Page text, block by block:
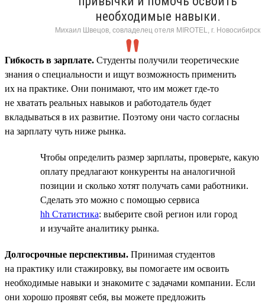
необходимые навыки.
Михаил Швецов, совладелец отеля MIROTEL, г. Новосибирск
Гибкость в зарплате. Студенты получили теоретические
знания о специальности и ищут возможность применить
их на практике. Они понимают, что им может где-то
не хватать реальных навыков и работодатель будет
вкладываться в их развитие. Поэтому они часто согласны
на зарплату чуть ниже рынка.
Чтобы определить размер зарплаты, проверьте, какую
оплату предлагают конкуренты на аналогичной
позиции и сколько хотят получать сами работники.
Сделать это можно с помощью сервиса
hh Статистика: выберите свой регион или город
и изучайте аналитику рынка.
Долгосрочные перспективы. Принимая студентов
на практику или стажировку, вы помогаете им освоить
необходимые навыки и знакомите с задачами компании. Если
они хорошо проявят себя, вы можете предложить